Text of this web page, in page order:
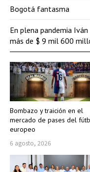
Bombazo y traición en el
mercado de pases del
europeo
6 agosto, 2026
Bogotá fantasma
En plena pandemia
más de $ 9 mil 600